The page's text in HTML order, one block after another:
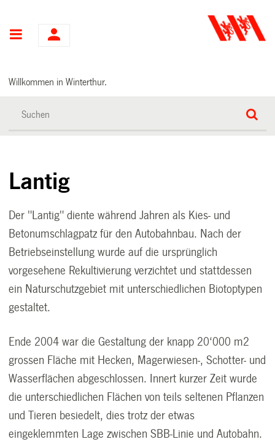
Hauptnavigation
Willkommen in Winterthur.
Lantig
Der "Lantig" diente während Jahren als Kies- und
Betonumschlagpatz für den Autobahnbau. Nach der
Betriebseinstellung wurde auf die ursprünglich
vorgesehene Rekultivierung verzichtet und stattdessen
ein Naturschutzgebiet mit unterschiedlichen Biotoptypen
gestaltet.
Ende 2004 war die Gestaltung der knapp 20‘000 m2
grossen Fläche mit Hecken, Magerwiesen-, Schotter- und
Wasserflächen abgeschlossen. Innert kurzer Zeit wurde
die unterschiedlichen Flächen von teils seltenen Pflanzen
und Tieren besiedelt, dies trotz der etwas
eingeklemmten Lage zwischen SBB-Linie und Autobahn.